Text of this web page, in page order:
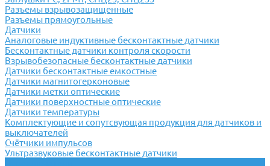
Разъемы взрывозащищенные
Разъемы прямоугольные
Датчики
Аналоговые индуктивные бесконтактные датчики
Бесконтактные датчики контроля скорости
Взрывобезопасные бесконтактные датчики
Датчики бесконтактные емкостные
Датчики магнитогерконовые
Датчики метки оптические
Датчики поверхностные оптические
Датчики температуры
Комплектующие и сопутсвующая продукция для датчиков и
выключателей
Счётчики импульсов
Ультразвуковые бесконтактные датчики